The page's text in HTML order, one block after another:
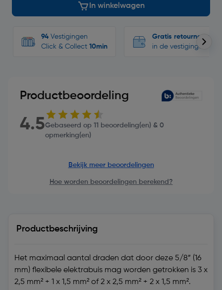
In winkelwagen
94 Vestigingen
Click & Collect 10min
Gratis retourneren
in de vestigingen
Productbeoordeling
4.5Gebaseerd op 11 beoordeling(en) & 0
opmerking(en)
Bekijk meer beoordelingen
Hoe worden beoordelingen berekend?
Productbeschrijving
Het maximaal aantal draden dat door deze 5/8” (16
mm) flexibele elektrabuis mag worden getrokken is 3 x
2,5 mm² + 1 x 1,5 mm² of 2 x 2,5 mm² + 2 x 1,5 mm².